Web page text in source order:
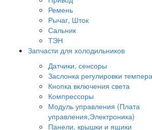
Ремень
Рычаг, Шток
Сальник
ТЭН
Запчасти для холодильников
Датчики, сенсоры
Заслонка регулировки
Кнопка включения света
Компрессоры
Модуль управления (Плата
управления,Электроника)
Панели, крышки и ящики